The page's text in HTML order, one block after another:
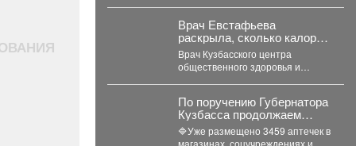
гидравлических испытаний
тепловых сетей. Он продлится...
Врач Евстафьева
раскрыла, сколько калорий
нужно потреблять
кормящей маме
Врач Кузбасского центра
общественного здоровья и
количество калорий зависит...
По поручению Губернатора
Кузбасса продолжаем
оснащать общественные
пространства аптечками
🔷Уже размещено 3459 аптечек в